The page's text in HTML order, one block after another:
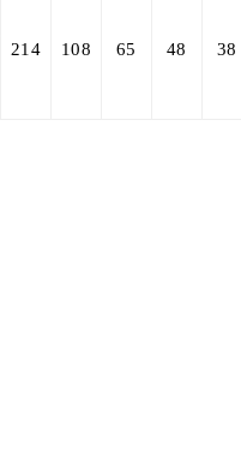
214 108 65 48 38